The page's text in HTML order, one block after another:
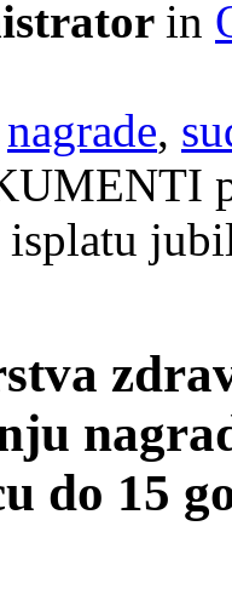
in
nagrade,
isplatu
do 15